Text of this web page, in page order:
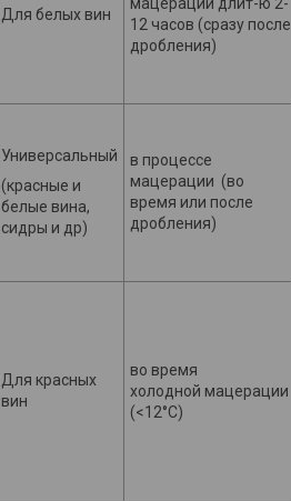
Для белых вин
12 часов (сразу после
дробления)
Универсальный
(красные и
белые вина,
сидры и др)
в процессе
мацерации (во
время или после
дробления)
Для красных
вин
во время
холодной мацерации
(<12°C)